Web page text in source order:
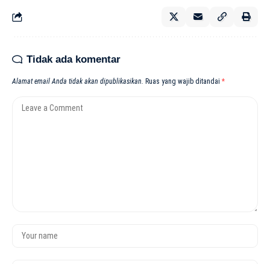
Tidak ada komentar
Alamat email Anda tidak akan dipublikasikan. Ruas yang wajib ditandai *